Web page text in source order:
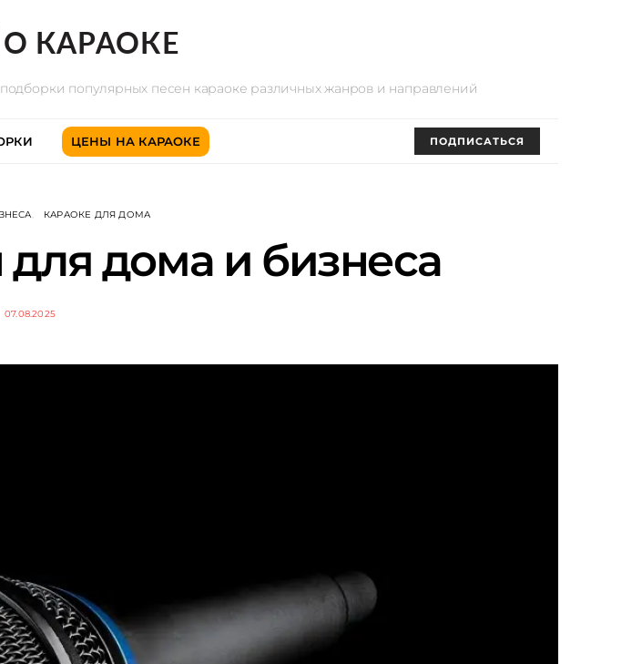
О КАРАОКЕ
популярных песен караоке различных жанров и направлений
ЦЕНЫ НА КАРАОКЕ ПОДПИСАТЬСЯ
КАРАОКЕ ДЛЯ ДОМА
дома и бизнеса
07.08.2025